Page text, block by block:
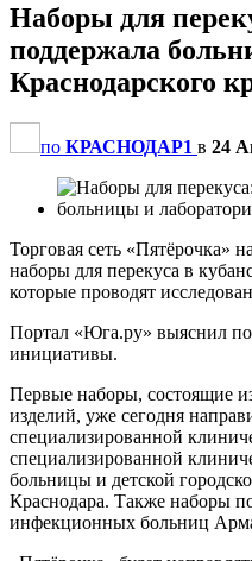
Наборы для
поддержала
Краснодарского
по КРАСНОДАР1 в 24
Торговая сеть «Пятёрочка»
наборы для перекуса в
которые проводят
Портал «Юга.ру» выяснил
инициативы.
Первые наборы, состоящие
изделий, уже сегодня
специализированной
специализированной
больницы и детской
Краснодара. Также наборы
инфекционных больниц